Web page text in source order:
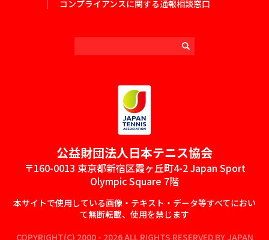
コンプライアンスに関する通報相談窓口
公益財団法⼈⽇本テニス協会
〒160-0013 東京都新宿区霞ヶ丘町4-2 Japan Sport
Olympic Square 7階
本サイトで使⽤している画像‧テキスト‧データ等すべてにおい
て無断転載、使⽤を禁じます
COPYRIGHT(C) 2000 - 2026 ALL RIGHTS RESERVED BY JAPAN